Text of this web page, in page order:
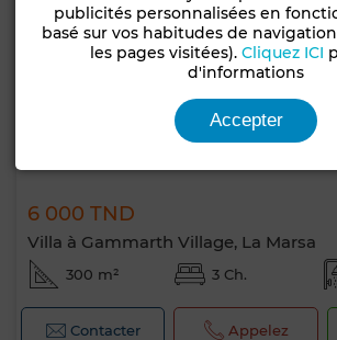
6 000 TND
Villa à Gammarth Village, La Marsa
300 m² 3 Ch.
Contacter Appelez
publicités personnalisées en
basé sur vos habitudes de
les pages visitées). Cliquez ICI
d'informations
Accepter